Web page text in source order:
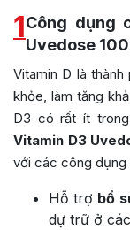
1Công dụng
Uvedose
Vitamin D là
khỏe, làm tăng
D3 có rất ít trong
Vitamin D3
với các công dụng
Hỗ trợ bổ
dự trữ ở